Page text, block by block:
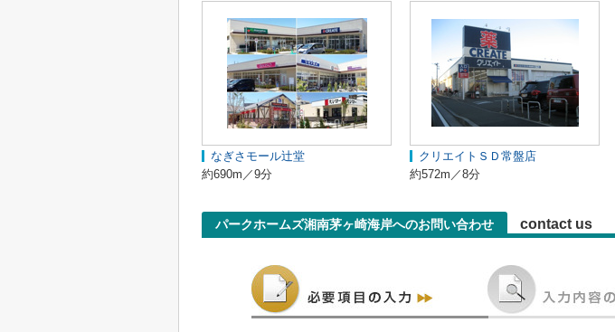
なぎさモール辻堂
約690m／9分
クリエイトＳＤ常盤店
約572m／8分
パークホームズ湘南茅ヶ崎海岸へのお問い合わせ contact us